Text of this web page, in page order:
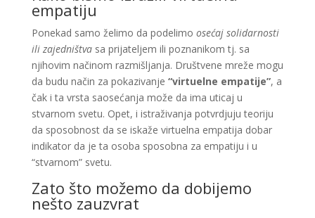
empatiju
Ponekad samo želimo da podelimo osećaj solidarnosti
ili zajedništvasa prijateljem ili poznanikom tj. sa
njihovim načinom razmišljanja. Društvene mreže mogu
da budu način za pokazivanje “virtuelne empatije”, a
čak i ta vrsta saosećanja može da ima uticaj u
stvarnom svetu. Opet, i istraživanja potvrdjuju teoriju
da sposobnost da se iskaže virtuelna empatija dobar
indikator da je ta osoba sposobna za empatiju i u
“stvarnom” svetu.
Zato što možemo da dobijemo
nešto zauzvrat